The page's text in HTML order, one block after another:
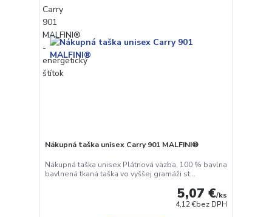
Nákupná taška unisex Carry 901 MALFINI®
Nákupná taška unisex Plátnová väzba, 100 % bavlna
bavlnená tkaná taška vo vyššej gramáži st...
5,07 €/ks
4,12 €bez DPH